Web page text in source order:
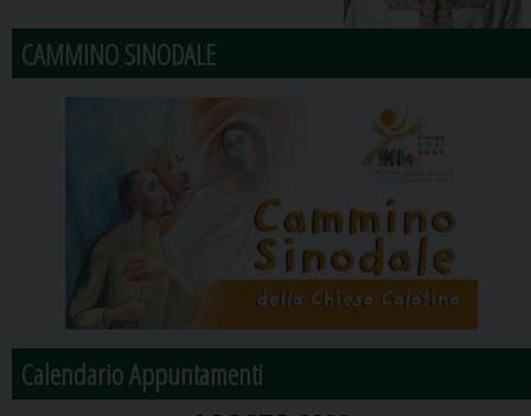
CAMMINO SINODALE
Calendario Appuntamenti